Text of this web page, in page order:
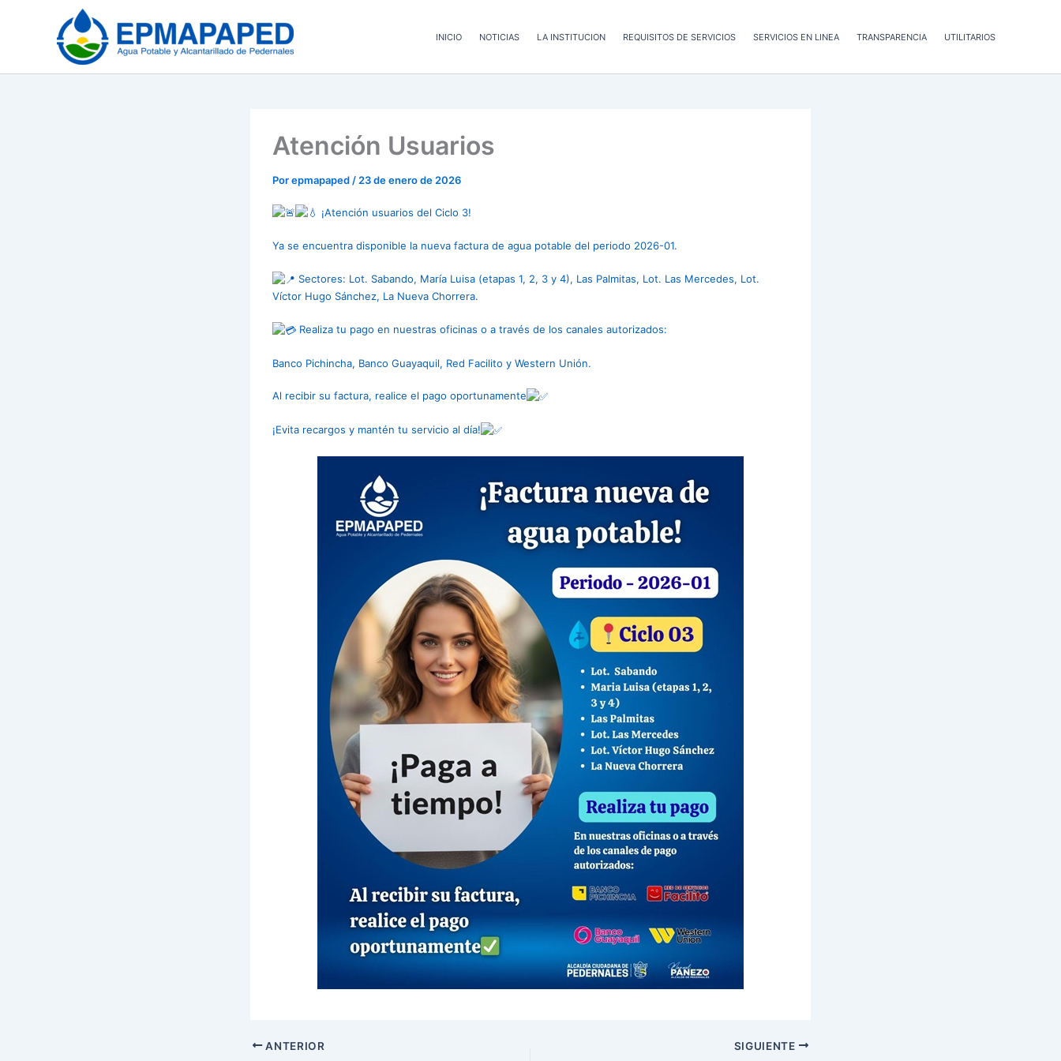
INICIO NOTICIAS LA INSTITUCION REQUISITOS DE SERVICIOS SERVICIOS EN LINEA TRANSPARENCIA UTILITARIOS
Atención Usuarios
Porepmapaped / 23 de enero de 2026
¡Atención usuarios del Ciclo 3!
Ya se encuentra disponible la nueva factura de agua potable del periodo 2026-01.
Sectores: Lot. Sabando, María Luisa (etapas 1, 2, 3 y 4), Las Palmitas, Lot. Las Mercedes, Lot.
Víctor Hugo Sánchez, La Nueva Chorrera.
Realiza tu pago en nuestras oficinas o a través de los canales autorizados:
Banco Pichincha, Banco Guayaquil, Red Facilito y Western Unión.
Al recibir su factura, realice el pago oportunamente
¡Evita recargos y mantén tu servicio al día!
ANTERIOR SIGUIENTE